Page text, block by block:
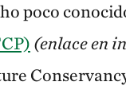
poco
(enlace en